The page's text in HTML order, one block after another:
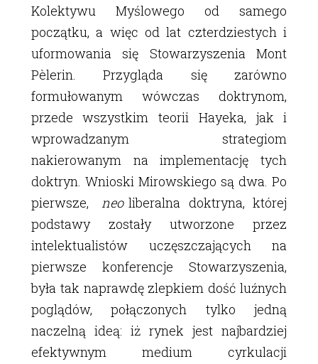
Kolektywu Myślowego od samego
początku, a więc od lat czterdziestych i
uformowania się Stowarzyszenia Mont
Pèlerin. Przygląda się zarówno
formułowanym wówczas doktrynom,
przede wszystkim teorii Hayeka, jak i
wprowadzanym strategiom
nakierowanym na implementację tych
doktryn. Wnioski Mirowskiego są dwa. Po
pierwsze,
neo liberalna doktryna, której
podstawy zostały utworzone przez
intelektualistów uczęszczających na
pierwsze konferencje Stowarzyszenia,
była tak naprawdę zlepkiem dość luźnych
poglądów, połączonych tylko jedną
naczelną ideą: iż rynek jest najbardziej
efektywnym medium cyrkulacji